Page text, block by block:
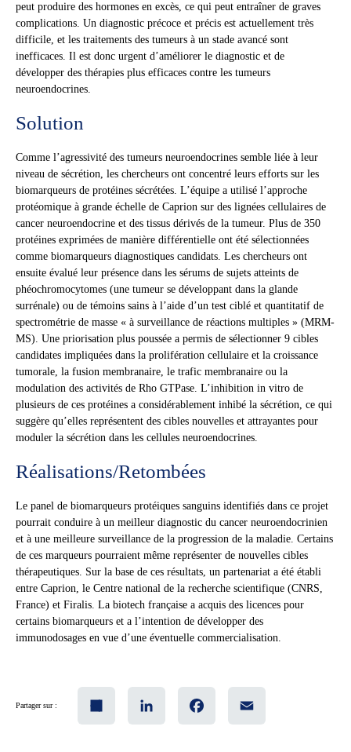
peut produire des hormones en excès, ce qui peut entraîner de graves
complications. Un diagnostic précoce et précis est actuellement très
difficile, et les traitements des tumeurs à un stade avancé sont
inefficaces. Il est donc urgent d’améliorer le diagnostic et de
développer des thérapies plus efficaces contre les tumeurs
neuroendocrines.
Solution
Comme l’agressivité des tumeurs neuroendocrines semble liée à leur
niveau de sécrétion, les chercheurs ont concentré leurs efforts sur les
biomarqueurs de protéines sécrétées. L’équipe a utilisé l’approche
protéomique à grande échelle de Caprion sur des lignées cellulaires de
cancer neuroendocrine et des tissus dérivés de la tumeur. Plus de 350
protéines exprimées de manière différentielle ont été sélectionnées
comme biomarqueurs diagnostiques candidats. Les chercheurs ont
ensuite évalué leur présence dans les sérums de sujets atteints de
phéochromocytomes (une tumeur se développant dans la glande
surrénale) ou de témoins sains à l’aide d’un test ciblé et quantitatif de
spectrométrie de masse « à surveillance de réactions multiples » (MRM-
MS). Une priorisation plus poussée a permis de sélectionner 9 cibles
candidates impliquées dans la prolifération cellulaire et la croissance
tumorale, la fusion membranaire, le trafic membranaire ou la
modulation des activités de Rho GTPase. L’inhibition in vitro de
plusieurs de ces protéines a considérablement inhibé la sécrétion, ce qui
suggère qu’elles représentent des cibles nouvelles et attrayantes pour
moduler la sécrétion dans les cellules neuroendocrines.
Réalisations/Retombées
Le panel de biomarqueurs protéiques sanguins identifiés dans ce projet
pourrait conduire à un meilleur diagnostic du cancer neuroendocrinien
et à une meilleure surveillance de la progression de la maladie. Certains
de ces marqueurs pourraient même représenter de nouvelles cibles
thérapeutiques. Sur la base de ces résultats, un partenariat a été établi
entre Caprion, le Centre national de la recherche scientifique (CNRS,
France) et Firalis. La biotech française a acquis des licences pour
certains biomarqueurs et a l’intention de développer des
immunodosages en vue d’une éventuelle commercialisation.
Partager sur :